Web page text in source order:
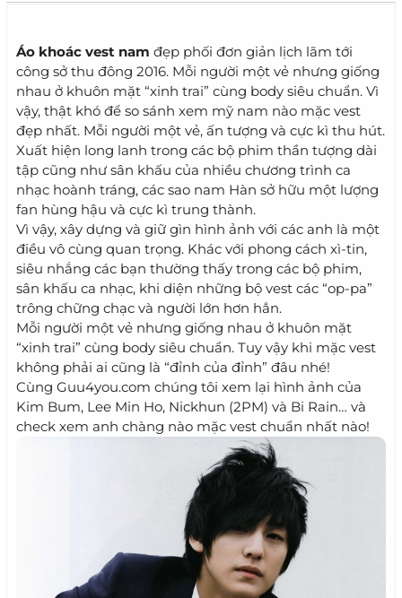
Áo khoác vest nam đẹp phối đơn giản lịch lãm tới
công sở thu đông 2016. Mỗi người một vẻ nhưng giống
nhau ở khuôn mặt “xinh trai” cùng body siêu chuẩn. Vì
vậy, thật khó để so sánh xem mỹ nam nào mặc vest
đẹp nhất. Mỗi người một vẻ, ấn tượng và cực kì thu hút.
Xuất hiện long lanh trong các bộ phim thần tượng dài
tập cũng như sân khấu của nhiều chương trình ca
nhạc hoành tráng, các sao nam Hàn sở hữu một lượng
fan hùng hậu và cực kì trung thành.
Vì vậy, xây dựng và giữ gìn hình ảnh với các anh là một
điều vô cùng quan trọng. Khác với phong cách xì-tin,
siêu nhắng các bạn thường thấy trong các bộ phim,
sân khấu ca nhạc, khi diện những bộ vest các “op-pa”
trông chững chạc và người lớn hơn hẳn.
Mỗi người một vẻ nhưng giống nhau ở khuôn mặt
“xinh trai” cùng body siêu chuẩn. Tuy vậy khi mặc vest
không phải ai cũng là “đỉnh của đỉnh” đâu nhé!
Cùng Guu4you.com chúng tôi xem lại hình ảnh của
Kim Bum, Lee Min Ho, Nickhun (2PM) và Bi Rain… và
check xem anh chàng nào mặc vest chuẩn nhất nào!